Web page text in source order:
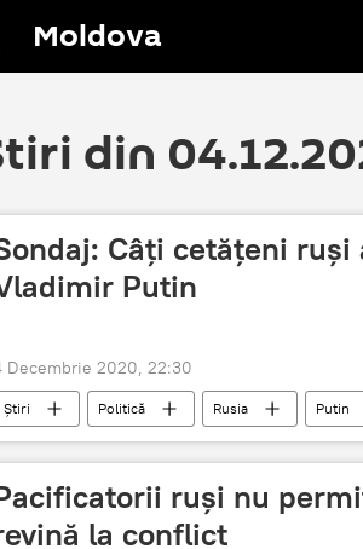
Moldova
din
Câți cetățeni
Putin
Decembrie 2020, 22:30
Știri Politică Rusia Putin
ruși nu
la conflict